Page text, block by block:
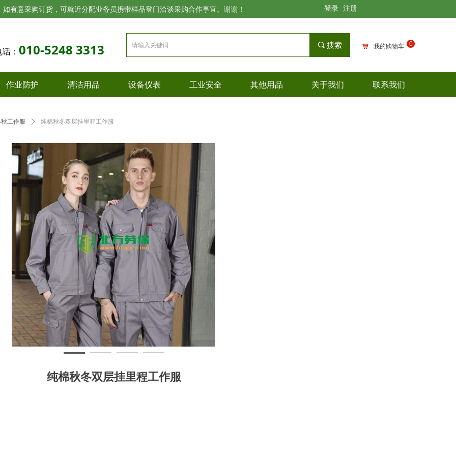
有意采购订货，可就近分配业务员携带样品登门洽谈采购合作事宜。谢谢！ 登录 注册
作业防护 清洁用品 设备仪表 工业安全 其他用品 关于我们 联系我们
끠 搜索 낙 我的购物车 0
： 010-5248 3313
工作服 ꄲ 纯棉秋冬双层挂里程工作服
纯棉秋冬双层挂里程工作服